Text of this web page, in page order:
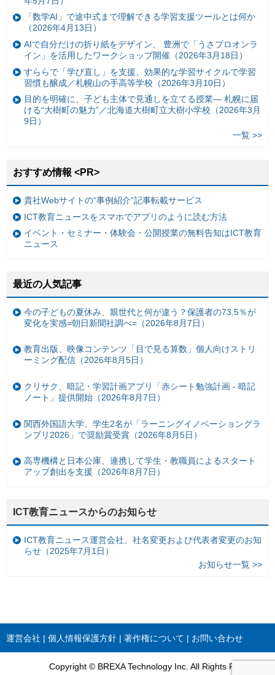
「数学AI」で途中式まで理解できる学習支援ツールとは何か
（2026年4月13日）
AIで自分だけの折り紙をデザイン、 豊洲で「うさプロオンラ
イン」を活用したワークショップ開催（2026年3月18日）
すららで「学び直し」を支援、効果的な学習サイクルで学習
習慣も醸成／札幌山の手高等学校（2026年3月10日）
目的を明確に、子ども主体で見通しを立てる授業— 札幌に届
ける“大樹町の魅力”／北海道大樹町立大樹小学校（2026年3月
9日）
一覧 >>
おすすめ情報 <PR>
貴社Webサイトの“事例紹介”記事転載サービス
ICT教育ニュースをスマホでアプリのように読む方法
イベント・セミナー・体験会・公開授業の無料告知はICT教育
ニュース
最近の人気記事
今の子どもの夏休み、親世代と何が違う？保護者の73.5％が
変化を実感=朝日新聞社調べ=（2026年8月7日）
教育出版、映像コンテンツ「目で見る算数」個人向けストリ
ーミング配信（2026年8月5日）
クリサク、暗記・学習計画アプリ「赤シート勉強計画 - 暗記
ノート」提供開始（2026年8月7日）
関西外国語大学、学生2名が「ラーニングイノベーショングラ
ンプリ2026」で奨励賞受賞（2026年8月5日）
高専機構と日本公庫、連携して学生・教職員によるスタート
アップ創出を支援（2026年8月7日）
ICT教育ニュースからのお知らせ
ICT教育ニュース運営会社、社名変更および代表者変更のお知
らせ（2025年7月1日）
お知らせ一覧 >>
運営会社 個人情報保護方針 著作権について お問い合わせ
Copyright © BREXA Technology Inc. All Rights Reserved.